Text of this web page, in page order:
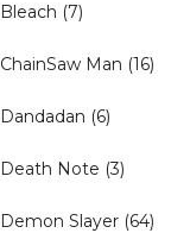
Bleach (7)
ChainSaw Man (16)
Dandadan (6)
Death Note (3)
Demon Slayer (64)